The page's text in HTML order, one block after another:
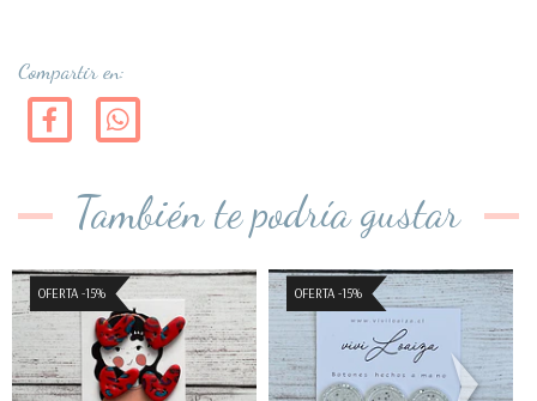
Compartir en:
También te podría gustar
OFERTA -15% OFERTA -15%